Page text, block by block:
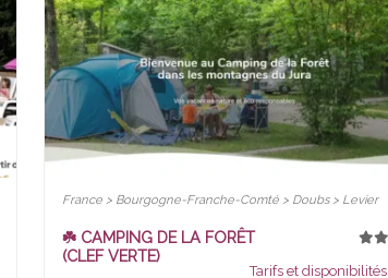
France > Bourgogne-Franche-Comté > Doubs > Levier
☘️ CAMPING DE LA FORÊT
(CLEF VERTE)
Tarifs et disponibilités